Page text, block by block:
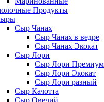
Продукты
Сыр Чанах
Сыр Чанах в ведре
Сыр Чанах Экокат
Сыр Лори
Сыр Лори Премиум
Сыр Лори Экокат
Сыр Лори разный
Сыр Качотта
Сыр Овечий